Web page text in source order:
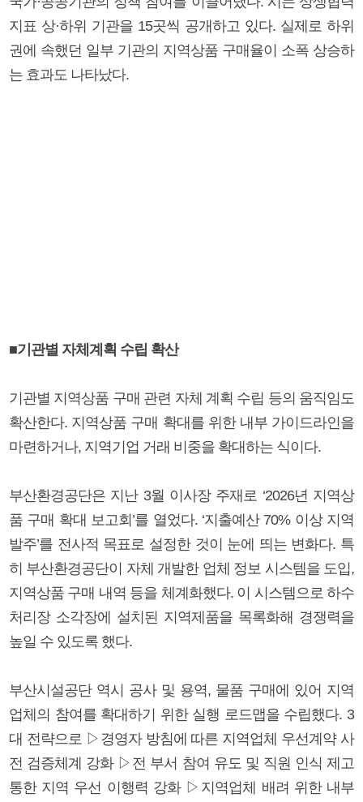
지표 상·하위 기관을 15곳씩 공개하고 있다. 실제로 하위
권에 속했던 일부 기관의 지역상품 구매율이 소폭 상승하
는 효과도 나타났다.
■기관별 자체계획 수립 확산
기관별 지역상품 구매 관련 자체 계획 수립 등의 움직임도
확산한다. 지역상품 구매 확대를 위한 내부 가이드라인을
마련하거나, 지역기업 거래 비중을 확대하는 식이다.
부산환경공단은 지난 3월 이사장 주재로 ‘2026년 지역상
품 구매 확대 보고회’를 열었다. ‘지출예산 70% 이상 지역
발주’를 전사적 목표로 설정한 것이 눈에 띄는 변화다. 특
히 부산환경공단이 자체 개발한 업체 정보 시스템을 도입,
지역상품 구매 내역 등을 체계화했다. 이 시스템으로 하수
처리장 소각장에 설치된 지역제품을 목록화해 경쟁력을
높일 수 있도록 했다.
부산시설공단 역시 공사 및 용역, 물품 구매에 있어 지역
업체의 참여를 확대하기 위한 실행 로드맵을 수립했다. 3
대 전략으로 ▷경영자 방침에 따른 지역업체 우선계약 사
전 검증체계 강화 ▷전 부서 참여 유도 및 직원 인식 제고
통한 지역 우선 이행력 강화 ▷지역업체 배려 위한 내부